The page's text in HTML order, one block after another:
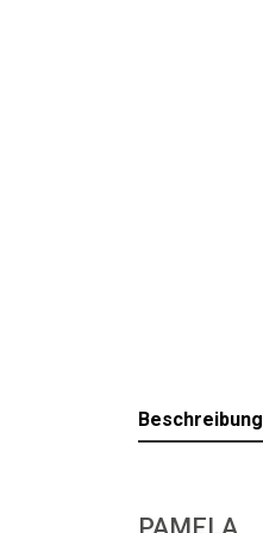
Beschreibung
PAMELA